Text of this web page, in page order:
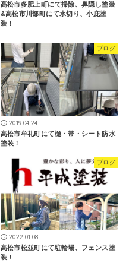
高松市多肥上町にて掃除、鼻隠し塗装
&高松市川部町にて水切り、小庇塗
装！
ブログ
2019.04.24
高松市牟礼町にて樋・帯・シート防水
塗装！
ブログ
2022.01.08
高松市松並町にて駐輪場、フェンス塗
装！